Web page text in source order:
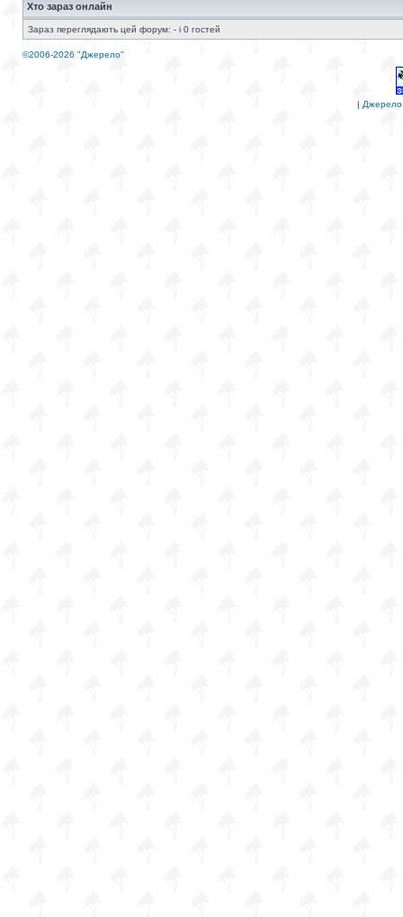
Хто зараз онлайн
Зараз переглядають цей форум: - і 0 гостей
©2006-2026 "Джерело"
| Джерело